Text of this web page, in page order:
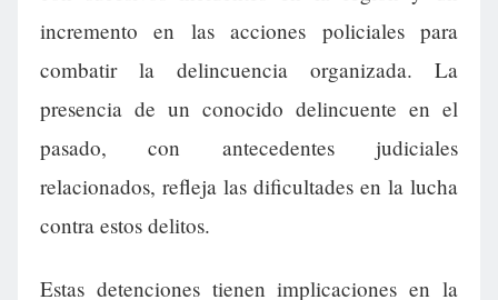
incremento en las acciones policiales para
combatir la delincuencia organizada. La
presencia de un conocido delincuente en el
pasado, con antecedentes judiciales
relacionados, refleja las dificultades en la lucha
contra estos delitos.
Estas detenciones tienen implicaciones en la